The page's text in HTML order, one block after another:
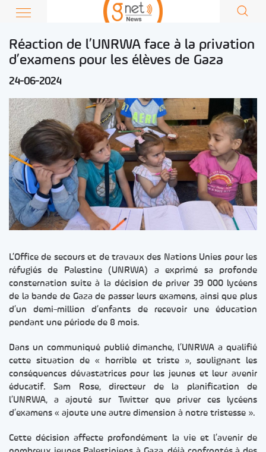
Réaction de l’UNRWA face à la privation
d’examens pour les élèves de Gaza
24-06-2024
L’Office de secours et de travaux des Nations Unies pour les
réfugiés de Palestine (UNRWA) a exprimé sa profonde
consternation suite à la décision de priver 39 000 lycéens
de la bande de Gaza de passer leurs examens, ainsi que plus
d’un demi-million d’enfants de recevoir une éducation
pendant une période de 8 mois.
Dans un communiqué publié dimanche, l’UNRWA a qualifié
cette situation de « horrible et triste », soulignant les
conséquences dévastatrices pour les jeunes et leur avenir
éducatif. Sam Rose, directeur de la planification de
l’UNRWA, a ajouté sur Twitter que priver ces lycéens
d’examens « ajoute une autre dimension à notre tristesse ».
Cette décision affecte profondément la vie et l’avenir de